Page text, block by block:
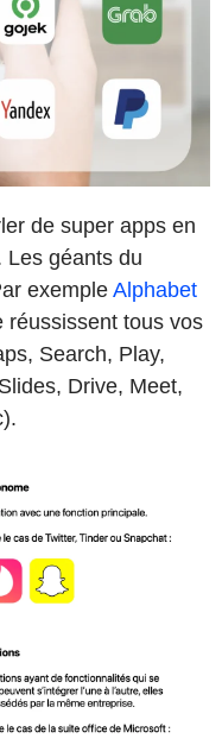
de super apps en
Les géants du
exemple Alphabet
réussissent tous vos
Search, Play,
Drive, Meet,